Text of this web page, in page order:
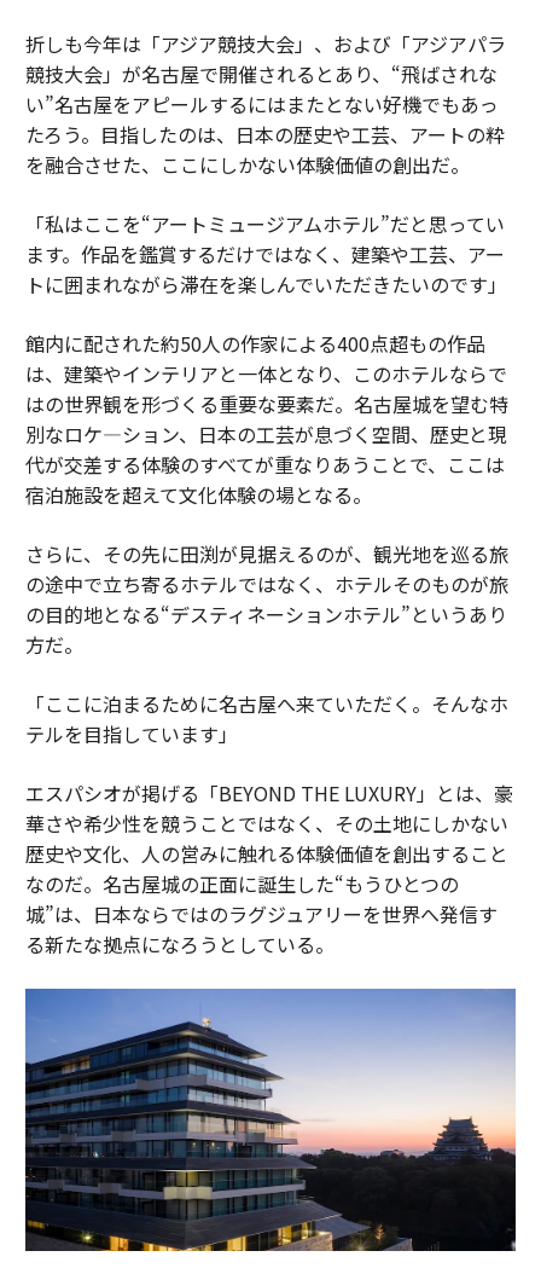
折しも今年は「アジア競技大会」、および「アジアパラ
競技大会」が名古屋で開催されるとあり、“飛ばされな
い”名古屋をアピールするにはまたとない好機でもあっ
たろう。目指したのは、日本の歴史や工芸、アートの粋
を融合させた、ここにしかない体験価値の創出だ。
「私はここを“アートミュージアムホテル”だと思ってい
ます。作品を鑑賞するだけではなく、建築や工芸、アー
トに囲まれながら滞在を楽しんでいただきたいのです」
館内に配された約50人の作家による400点超もの作品
は、建築やインテリアと一体となり、このホテルならで
はの世界観を形づくる重要な要素だ。名古屋城を望む特
別なロケ―ション、日本の工芸が息づく空間、歴史と現
代が交差する体験のすべてが重なりあうことで、ここは
宿泊施設を超えて文化体験の場となる。
さらに、その先に田渕が見据えるのが、観光地を巡る旅
の途中で立ち寄るホテルではなく、ホテルそのものが旅
の目的地となる“デスティネーションホテル”というあり
方だ。
「ここに泊まるために名古屋へ来ていただく。そんなホ
テルを目指しています」
エスパシオが掲げる「BEYOND THE LUXURY」とは、豪
華さや希少性を競うことではなく、その土地にしかない
歴史や文化、人の営みに触れる体験価値を創出すること
なのだ。名古屋城の正面に誕生した“もうひとつの
城”は、日本ならではのラグジュアリーを世界へ発信す
る新たな拠点になろうとしている。